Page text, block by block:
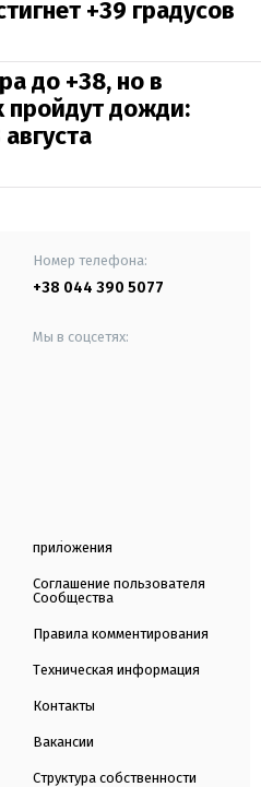
+39 градусов
до +38, но в
пройдут дожди:
Номер телефона:
+38 044 390 5077
Мы в соцсетях:
приложения
Соглашение пользователя
Сообщества
Правила комментирования
Техническая информация
Контакты
Вакансии
Структура собственности